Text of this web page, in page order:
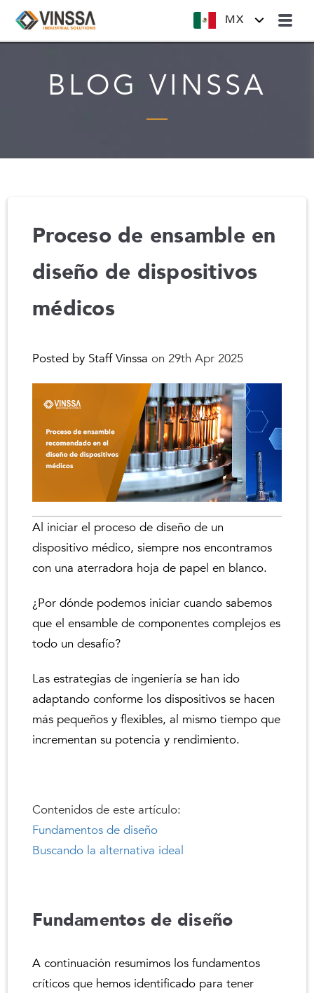
MX
BLOG VINSSA
Proceso de ensamble en
diseño de dispositivos
médicos
Posted by Staff Vinssa on 29th Apr 2025
Al iniciar el proceso de diseño de un
dispositivo médico, siempre nos encontramos
con una aterradora hoja de papel en blanco.
¿Por dónde podemos iniciar cuando sabemos
que el ensamble de componentes complejos es
todo un desafío?
Las estrategias de ingeniería se han ido
adaptando conforme los dispositivos se hacen
más pequeños y flexibles, al mismo tiempo que
incrementan su potencia y rendimiento.
Contenidos de este artículo:
Fundamentos de diseño
Buscando la alternativa ideal
Fundamentos de diseño
A continuación resumimos los fundamentos
críticos que hemos identificado para tener